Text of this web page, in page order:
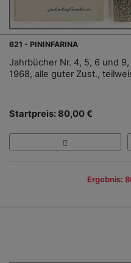
621 - PININFARINA
Jahrbücher Nr. 4, 5, 6 und
1968, alle guter Zust.,
Startpreis: 80,00 €
Ergebnis: